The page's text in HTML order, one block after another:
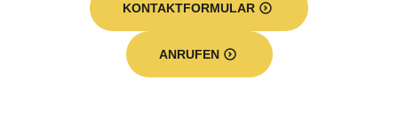
KONTAKTFORMULAR
ANRUFEN